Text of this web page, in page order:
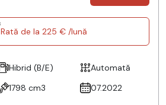
Rată de la 225 € /lună
Hibrid (B/E)
Automată
1798 cm3 07.2022